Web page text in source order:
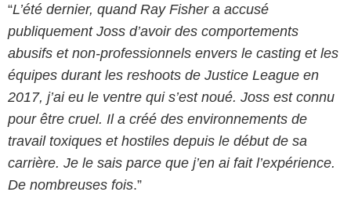
“L’été dernier, quand Ray Fisher a accusé
publiquement Joss d’avoir des comportements
abusifs et non-professionnels envers le casting et les
équipes durant les reshoots de Justice League en
2017, j’ai eu le ventre qui s’est noué. Joss est connu
pour être cruel. Il a créé des environnements de
travail toxiques et hostiles depuis le début de sa
carrière. Je le sais parce que j’en ai fait l’expérience.
De nombreuses fois.”